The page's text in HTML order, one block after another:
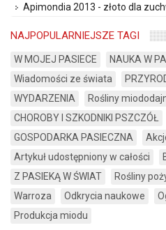
Apimondia 2013 - złoto dla
NAJPOPULARNIEJSZE TAGI
W MOJEJ PASIECE NAUKA W
Wiadomości ze świata
WYDARZENIA
Rośliny
CHOROBY I SZKODNIKI PSZCZÓŁ
GOSPODARKA PASIECZNA
Artykuł udostępniony w całości
Z PASIEKĄ W ŚWIAT
Rośliny
Warroza
Odkrycia naukowe
Produkcja miodu